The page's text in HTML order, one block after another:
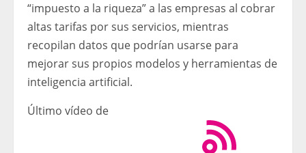
“impuesto a la riqueza” a las empresas al cobrar
altas tarifas por sus servicios, mientras
recopilan datos que podrían usarse para
mejorar sus propios modelos y herramientas de
inteligencia artificial.
Último vídeo de